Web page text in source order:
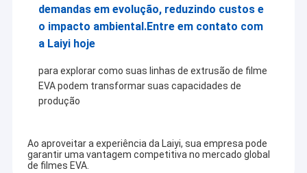
demandas em evolução, reduzindo custos e
o impacto ambiental.Entre em contato com
a Laiyi hoje
para explorar como suas linhas de extrusão de filme
EVA podem transformar suas capacidades de
produção
Ao aproveitar a experiência da Laiyi, sua empresa pode
garantir uma vantagem competitiva no mercado global
de filmes EVA.